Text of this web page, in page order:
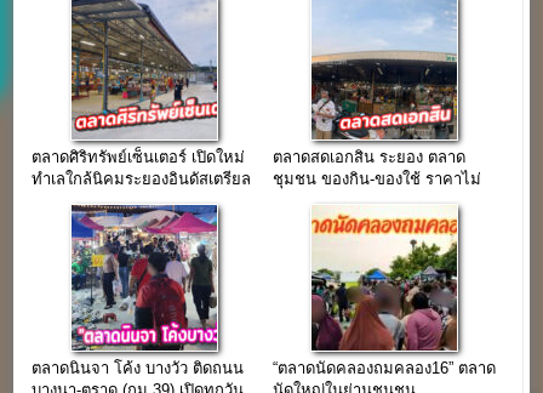
ตลาดศิริทรัพย์เซ็นเตอร์ เปิดใหม่
ทำเลใกล้นิคมระยองอินดัสเตรียล
ตลาดสดเอกสิน ระยอง ตลาด
ชุมชน ของกิน-ของใช้ ราคาไม่
แพง ติด ถ.สุขุมวิท(รายวัน 80-
100 บาท)
ตลาดนินจา โค้ง บางวัว ติดถนน
“ตลาดนัดคลองถมคลอง16” ตลาด